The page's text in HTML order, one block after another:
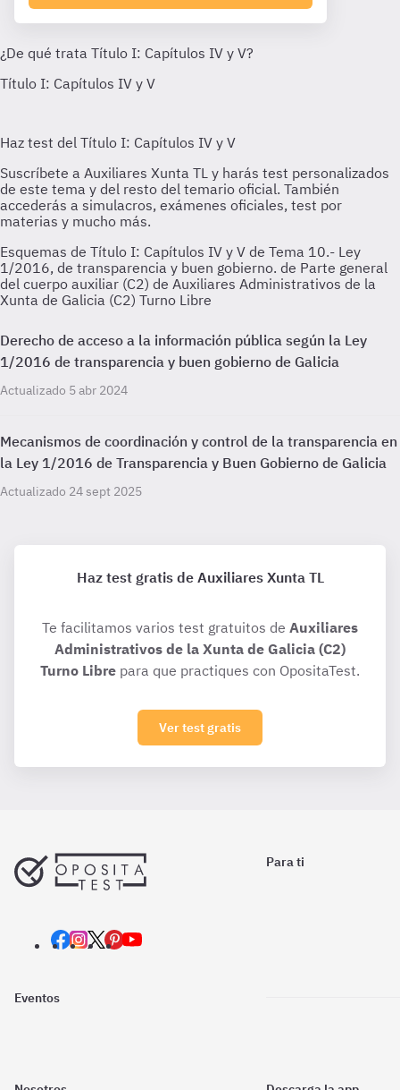
Esquemas de Título I: Capítulos IV y V de Tema 10.- Ley
1/2016, de transparencia y buen gobierno. de Parte general
del cuerpo auxiliar (C2) de Auxiliares Administrativos de la
Xunta de Galicia (C2) Turno Libre
Derecho de acceso a la información pública según la Ley
1/2016 de transparencia y buen gobierno de Galicia
Actualizado 5 abr 2024
Mecanismos de coordinación y control de la transparencia en
la Ley 1/2016 de Transparencia y Buen Gobierno de Galicia
Actualizado 24 sept 2025
Haz test gratis de Auxiliares Xunta TL
Te facilitamos varios test gratuitos de Auxiliares
Administrativos de la Xunta de Galicia (C2)
Turno Libre para que practiques con OpositaTest.
Ver test gratis
Para ti
Eventos